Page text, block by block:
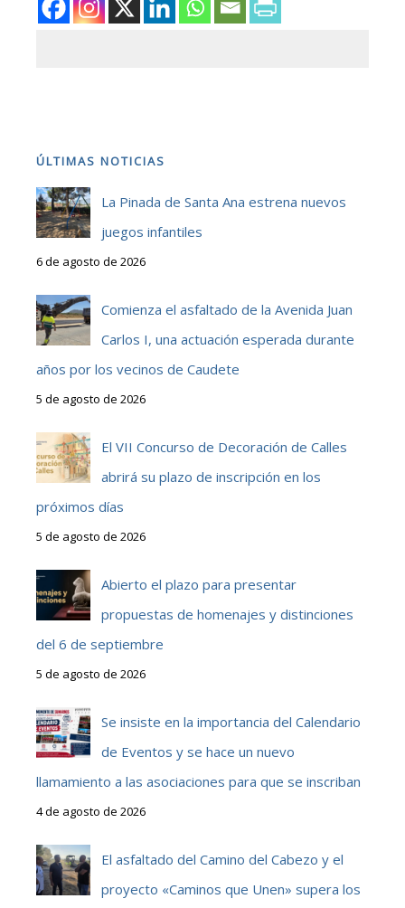
ÚLTIMAS NOTICIAS
La Pinada de Santa Ana estrena nuevos
juegos infantiles
6 de agosto de 2026
Comienza el asfaltado de la Avenida Juan
Carlos I, una actuación esperada durante
años por los vecinos de Caudete
5 de agosto de 2026
El VII Concurso de Decoración de Calles
abrirá su plazo de inscripción en los
próximos días
5 de agosto de 2026
Abierto el plazo para presentar
propuestas de homenajes y distinciones
del 6 de septiembre
5 de agosto de 2026
Se insiste en la importancia del Calendario
de Eventos y se hace un nuevo
llamamiento a las asociaciones para que se inscriban
4 de agosto de 2026
El asfaltado del Camino del Cabezo y el
proyecto «Caminos que Unen» supera los